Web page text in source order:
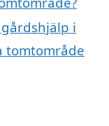
i
tomtområde